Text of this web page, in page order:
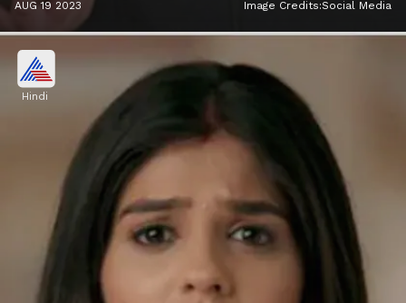
AUG 19 2023
Image Credits:Social Media
Hindi